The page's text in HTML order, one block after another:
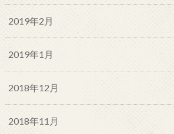
2019年2月
2019年1月
2018年12月
2018年11月